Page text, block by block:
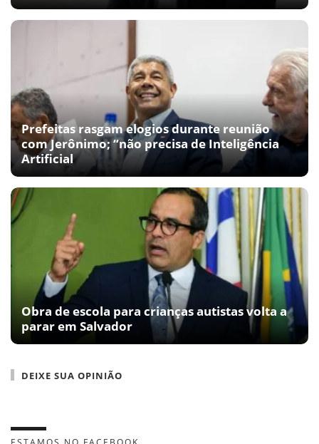
Prefeitas rasgam elogios durante reunião
com Jerônimo; “não precisa de Inteligência
Artificial
Obra de escola para crianças autistas volta a
parar em Salvador
DEIXE SUA OPINIÃO